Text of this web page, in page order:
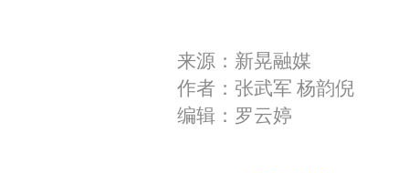
来源：新晃融媒
作者：张武军 杨韵倪
编辑：罗云婷